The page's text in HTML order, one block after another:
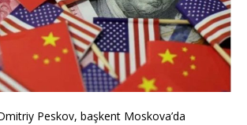
Peskov, başkent Moskova’da